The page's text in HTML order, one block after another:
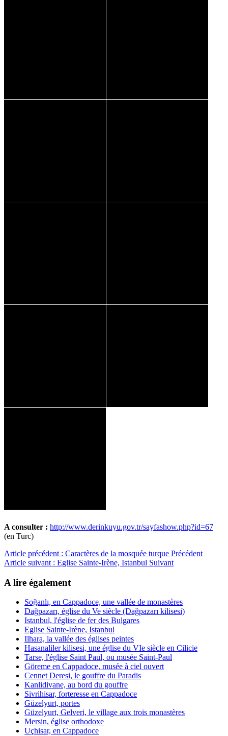
A consulter : http://www.derinkuyu.gov.tr/sayfashow.php?id=67
(en Turc)
Article précédent : Caractères de la mosquée turque Précédent
Article suivant : Eglise Sainte-Irène, Istanbul Suivant
A lire également
Soğanlı, en Cappadoce, une vallée de monastères
Dağpazarı, église du Ve siècle (Dağpazarı kilisesi)
Istanbul, l'église de fer des Bulgares
Eglise Sainte-Irène, Istanbul
Ilhara, la vallée des églises peintes
Hasanaliler kilisesi, une église du VIe siècle en Cilicie
Tarse, l'église Saint Paul, ou musée Saint-Paul
Göreme en Cappadoce, musée à ciel ouvert
Cennet Deresi, le gouffre du Paradis
Kanlidivane, au bord du gouffre
Sivrihisar, forteresse en Cappadoce
Güzelyurt, portes
Güzelyurt, Gelveri, le village aux trois monastères
Mersin, église orthodoxe
Uçhisar, en Cappadoce